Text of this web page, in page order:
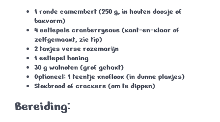
1 ronde camembert (250 g, in houten doosje of
bakvorm)
4 eetlepels cranberrysaus (kant-en-klaar of
zelfgemaakt, zie tip)
2 takjes verse rozemarijn
1 eetlepel honing
30 g walnoten (grof gehakt)
Optioneel: 1 teentje knoflook (in dunne plakjes)
Stokbrood of crackers (om te dippen)
Bereiding: